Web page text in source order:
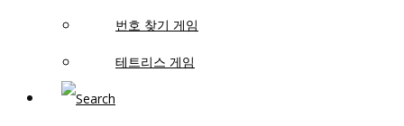
번호 찾기 게임
테트리스 게임